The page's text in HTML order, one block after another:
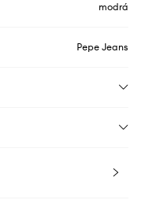
modrá
Pepe Jeans